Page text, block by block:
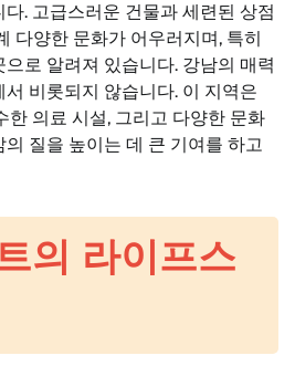
. 고급스러운 건물과 세련된 상점
다양한 문화가 어우러지며, 특히
로 알려져 있습니다. 강남의 매력
비롯되지 않습니다. 이 지역은
한 의료 시설, 그리고 다양한 문화
질을 높이는 데 큰 기여를 하고
의 라이프스